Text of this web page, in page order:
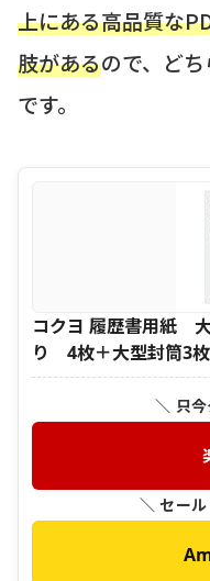
上にある高品質な
肢があるので、ど
です。
コクヨ 履歴書用紙
り 4枚＋大型封筒3枚
＼ 只
＼ セー